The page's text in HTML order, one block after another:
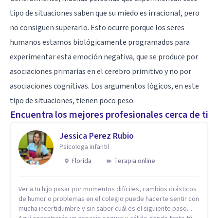
tipo de situaciones saben que su miedo es irracional, pero
no consiguen superarlo. Esto ocurre porque los seres
humanos estamos biológicamente programados para
experimentar esta emoción negativa, que se produce por
asociaciones primarias en el cerebro primitivo y no por
asociaciones cognitivas. Los argumentos lógicos, en este
tipo de situaciones, tienen poco peso.
Encuentra los mejores profesionales cerca de ti
Jessica Perez Rubio
Psicologa infantil
Florida
Terapia online
Ver a tu hijo pasar por momentos difíciles, cambios drásticos
de humor o problemas en el colegio puede hacerte sentir con
mucha incertidumbre y sin saber cuál es el siguiente paso.